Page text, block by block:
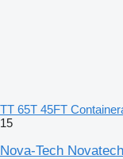
TT 65T 45FT
15
Nova-Tech